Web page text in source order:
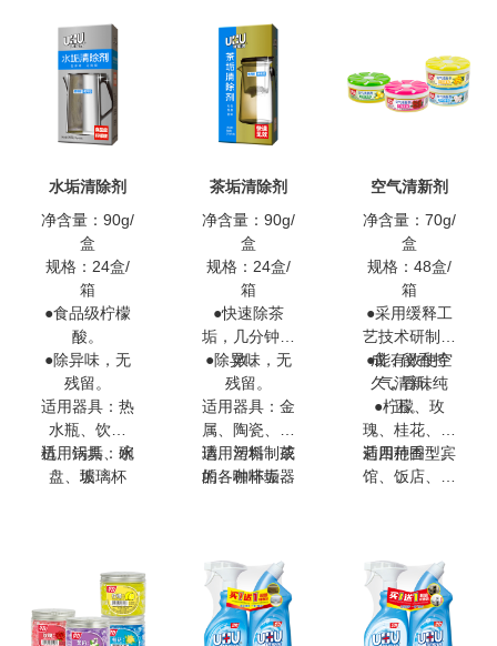
水垢清除剂
净含量：90g/
盒
规格：24盒/
箱
●食品级柠檬
酸。
●除异味，无
残留。
适用器具：热
水瓶、饮水
机、锅具、碗
盘、玻璃杯
适用污垢：水
垢
茶垢清除剂
净含量：90g/
盒
规格：24盒/
箱
●快速除茶
垢，几分钟见
效。
●除异味，无
残留。
适用器具：金
属、陶瓷、玻
璃、塑料制成
的各种杯壶器
适用污垢：茶
垢、咖啡垢、
空气清新剂
净含量：70g/
盒
规格：48盒/
箱
●采用缓释工
艺技术研制而
成，留香持
久，香味纯
正。
●能有效使空
气清新。
●柠檬、玫
瑰、桂花、茉
莉四种香型。
适用范围：宾
馆、饭店、办
间、鞋柜。